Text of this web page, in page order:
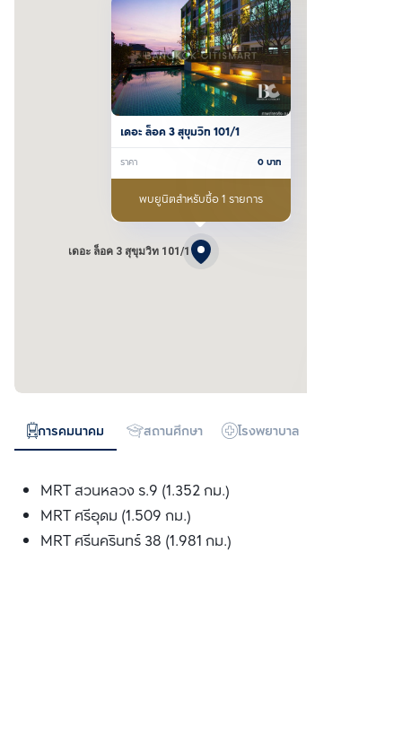
เดอะ ล็อค 3 สุขุมวิท 101/1
เดอะ ล็อค 3 สุขุมวิท 101/1
ราคา 0 บาท
พบยูนิตสำหรับซื้อ 1 รายการ
การคมนาคม สถานศึกษา โรงพยาบาล
MRT สวนหลวง ร.9 (1.352 กม.)
MRT ศรีอุดม (1.509 กม.)
MRT ศรีนครินทร์ 38 (1.981 กม.)